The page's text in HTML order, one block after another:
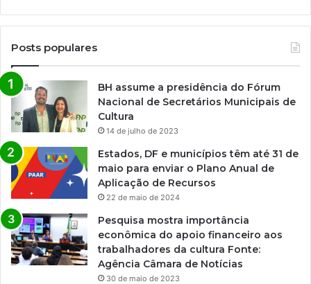
Posts populares
BH assume a presidência do Fórum
Nacional de Secretários Municipais de
Cultura
14 de julho de 2023
Estados, DF e municípios têm até 31 de
maio para enviar o Plano Anual de
Aplicação de Recursos
22 de maio de 2024
Pesquisa mostra importância
econômica do apoio financeiro aos
trabalhadores da cultura Fonte:
Agência Câmara de Notícias
30 de maio de 2023